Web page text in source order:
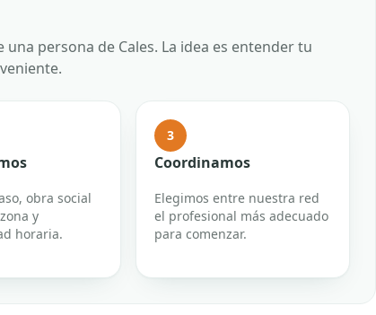
persona de Cales. La idea es entender tu
obra social
y
horaria.
3
Coordinamos
Elegimos entre nuestra red
el profesional más adecuado
para comenzar.